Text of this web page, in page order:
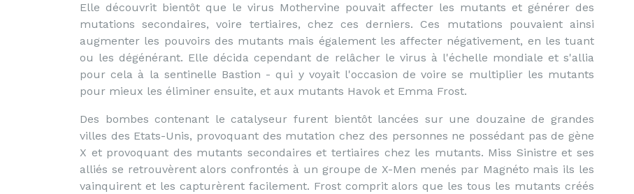
Elle découvrit bientôt que le virus Mothervine pouvait affecter les mutants et générer des
mutations secondaires, voire tertiaires, chez ces derniers. Ces mutations pouvaient ainsi
augmenter les pouvoirs des mutants mais également les affecter négativement, en les tuant
ou les dégénérant. Elle décida cependant de relâcher le virus à l'échelle mondiale et s'allia
pour cela à la sentinelle Bastion - qui y voyait l'occasion de voire se multiplier les mutants
pour mieux les éliminer ensuite, et aux mutants Havok et Emma Frost.
Des bombes contenant le catalyseur furent bientôt lancées sur une douzaine de grandes
villes des Etats-Unis, provoquant des mutation chez des personnes ne possédant pas de gène
X et provoquant des mutants secondaires et tertiaires chez les mutants. Miss Sinistre et ses
alliés se retrouvèrent alors confrontés à un groupe de X-Men menés par Magnéto mais ils les
vainquirent et les capturèrent facilement. Frost comprit alors que les tous les mutants créés